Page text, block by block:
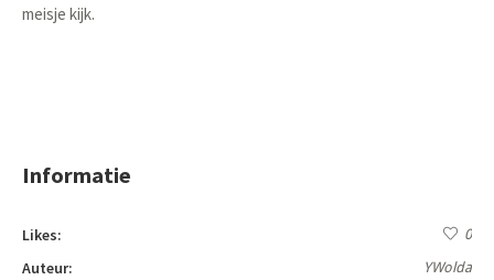
meisje kijk.
Informatie
Likes: 0
Auteur: YWolda